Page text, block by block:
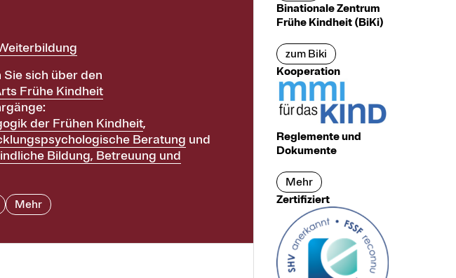
sich über den
Frühe Kindheit
der Frühen Kindheit,
Beratung und
Bildung, Betreuung und
Mehr
Binationale Zentrum
Frühe Kindheit (BiKi)
zum Biki
Kooperation
Reglemente und
Dokumente
Mehr
Zertifiziert